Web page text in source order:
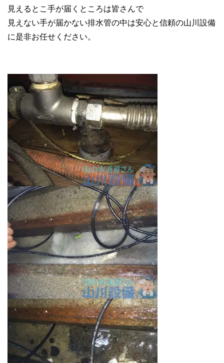
見えるとこ手が届くところは皆さんで
見えない手が届かない排水管の中は安心と信頼の山川設備
に是非お任せください。